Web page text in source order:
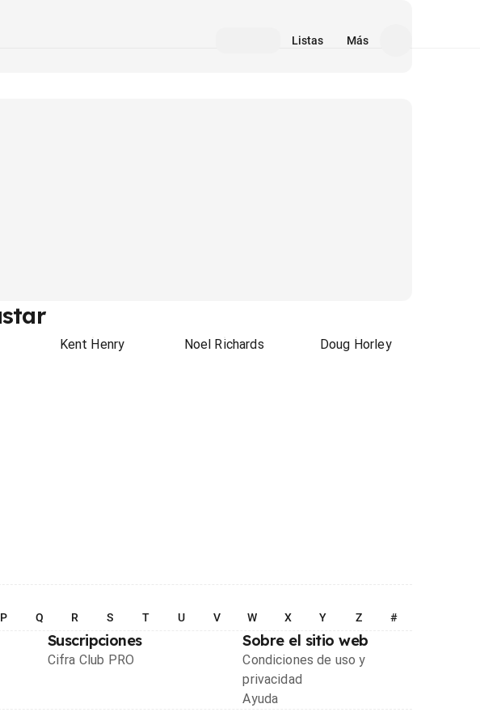
Listas Más
Kent Henry Noel Richards Doug Horley
P Q R S T U V W X Y Z #
Suscripciones
Cifra Club PRO
Sobre el sitio web
Condiciones de uso y
privacidad
Ayuda